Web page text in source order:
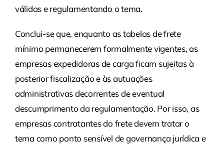
válidas e regulamentando o tema.
Conclui-se que, enquanto as tabelas de frete
mínimo permanecerem formalmente vigentes, as
empresas expedidoras de carga ficam sujeitas à
posterior fiscalização e às autuações
administrativas decorrentes de eventual
descumprimento da regulamentação. Por isso, as
empresas contratantes do frete devem tratar o
tema como ponto sensível de governança jurídica e